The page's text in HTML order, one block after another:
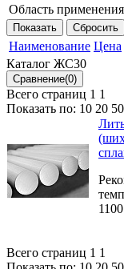
Область применения
Для литья
с
структурой
турбины ГТД и
соплового
при рабочей
темературе 1100
Наименование Цена
Каталог ЖС30
Всего страниц 1 1
Показать по: 10 20 50
Всего страниц 1 1